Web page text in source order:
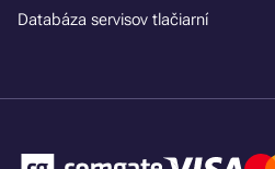
Databáza servisov tlačiarní